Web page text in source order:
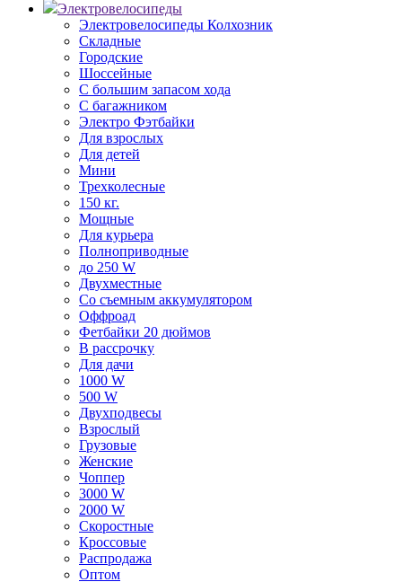
Электровелосипеды
Электровелосипеды Колхозник
Складные
Городские
Шоссейные
С большим запасом хода
С багажником
Электро Фэтбайки
Для взрослых
Для детей
Мини
Трехколесные
150 кг.
Мощные
Для курьера
Полноприводные
до 250 W
Двухместные
Со съемным аккумулятором
Оффроад
Фетбайки 20 дюймов
В рассрочку
Для дачи
1000 W
500 W
Двухподвесы
Взрослый
Грузовые
Женские
Чоппер
3000 W
2000 W
Скоростные
Кроссовые
Распродажа
Оптом